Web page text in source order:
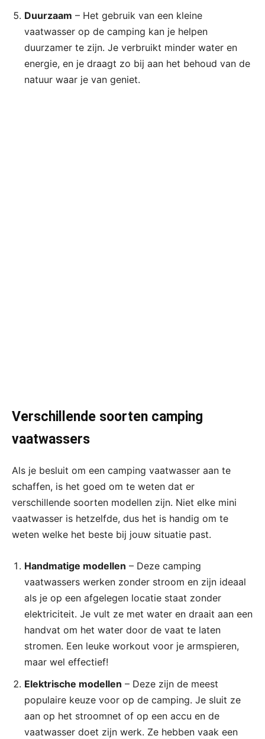
Duurzaam – Het gebruik van een kleine
vaatwasser op de camping kan je helpen
duurzamer te zijn. Je verbruikt minder water en
energie, en je draagt zo bij aan het behoud van de
natuur waar je van geniet.
Verschillende soorten camping
vaatwassers
Als je besluit om een camping vaatwasser aan te
schaffen, is het goed om te weten dat er
verschillende soorten modellen zijn. Niet elke mini
vaatwasser is hetzelfde, dus het is handig om te
weten welke het beste bij jouw situatie past.
Handmatige modellen – Deze camping
vaatwassers werken zonder stroom en zijn ideaal
als je op een afgelegen locatie staat zonder
elektriciteit. Je vult ze met water en draait aan een
handvat om het water door de vaat te laten
stromen. Een leuke workout voor je armspieren,
maar wel effectief!
Elektrische modellen – Deze zijn de meest
populaire keuze voor op de camping. Je sluit ze
aan op het stroomnet of op een accu en de
vaatwasser doet zijn werk. Ze hebben vaak een